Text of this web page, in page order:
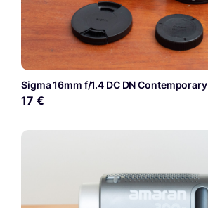
Sigma 16mm f/1.4 DC DN Contemporary
17 €